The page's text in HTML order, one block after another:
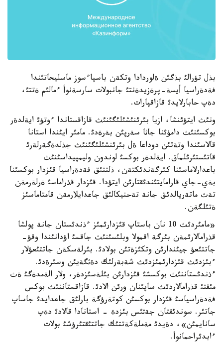
بذل تؤرالئ بذگئن ةلوردادا وتكةن باسپاءسوز ماسليحاتئندا
فةدةراسيا أيسة-پرةزيدةنتئ جانبولات سارسةنوأ ءمالئم ةتتئ،
دةپ حابارلايدئ قازاقپارات.
ونئث ايتؤئنشا، ازيا بئرئنئشئلئگئنئث قازاقستاندا ءوتؤئ ايةلدةر
بوكسئنئث دامؤئنا جاثا سةرپئن بةرةدئ. مامئر ايئندا استانا
قالاسئندا وتةتئن دوداعا ةل بئرئنشئلئگئنئث جذلدةگةرلةرئ
قاتئستئرئلماق. ايةلدةر بوكسئ لوندون وليمپيداسئنئث
باعدارلاماسئنا كئرگةندئكتةن، ذلتتئق فةدةراسيا قئزدار بوكسئنا
بةي-جاي قارامايتئندئقتارئن ايتؤدا. قئزدار قذراماسئ ةرلةرمةن
تةث ماتةريالدئق جانة تةحنيكالئق جاعدايلارمةن قامتاماسئز
ةتئلگةن.
«مامئردئث 10 نان باستاپ قئزدارئمئز ءذندئستان جانة پولشا
قذرامالارئمةن بئرگة اقمولا وبلئسئنئث جاقسئ اؤدانئندا وقؤ-
جاتتئعؤ جيئندارئن وتكئزةتئن بولادئ. بئرلةسكةن جاتتئعؤلار
ءبئزدئث قئزدارئمئزدئث شةبةرلئك دةثگةيئن وسئرةدئ.
ءذندئستاننئث بوكسشئ قئزدارئن بئلةسئزدةر، ولار الةمدةگئ ةث
مئقتئ قذرامالاردئث ساپئنان ورئن الادئ. قازاقستاننئث بوكس
فةدةراسياسئ قئزدار بوكسئن كوتةرؤگة بارلئق جاعدايدئ جاساپ
جاتئر. سوندئقتان جةثئس بئزدة - استانادا قالادئ دةپ
سانايمئن»، دةيدئ مةملةكةتتئك جاتتئقتئرؤشئ بولات
ءابدئراحمانوأ.